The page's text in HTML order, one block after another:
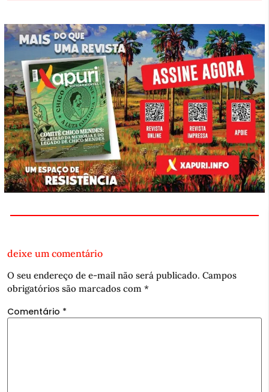
deixe um comentário
O seu endereço de e-mail não será publicado. Campos
obrigatórios são marcados com *
Comentário *